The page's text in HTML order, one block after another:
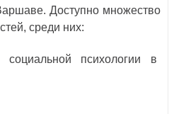
Доступно множество
среди них: